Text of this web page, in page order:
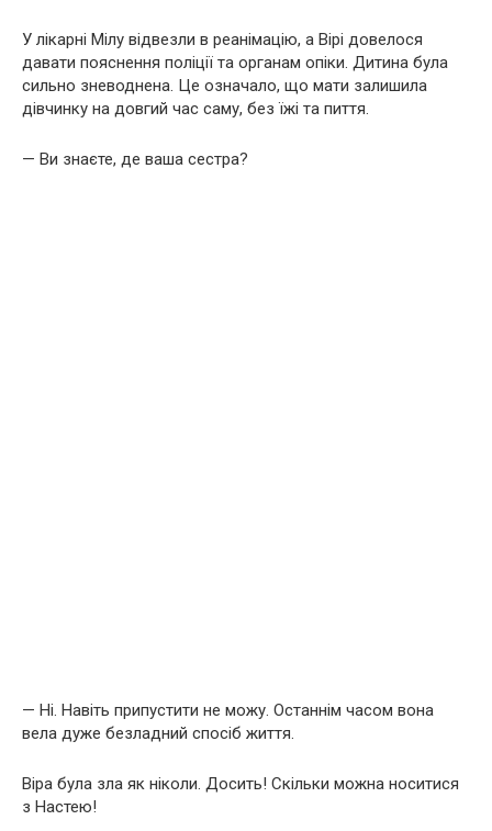
У лікарні Мілу відвезли в реанімацію, а Вірі довелося
давати пояснення поліції та органам опіки. Дитина була
сильно зневоднена. Це означало, що мати залишила
дівчинку на довгий час саму, без їжі та пиття.
— Ви знаєте, де ваша сестра?
— Ні. Навіть припустити не можу. Останнім часом вона
вела дуже безладний спосіб життя.
Віра була зла як ніколи. Досить! Скільки можна носитися
з Настею!